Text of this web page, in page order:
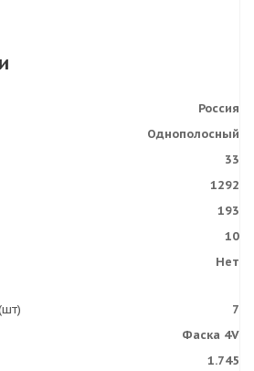
Россия
Однополосный
33
1292
193
10
Нет
7
Фаска 4V
1.745